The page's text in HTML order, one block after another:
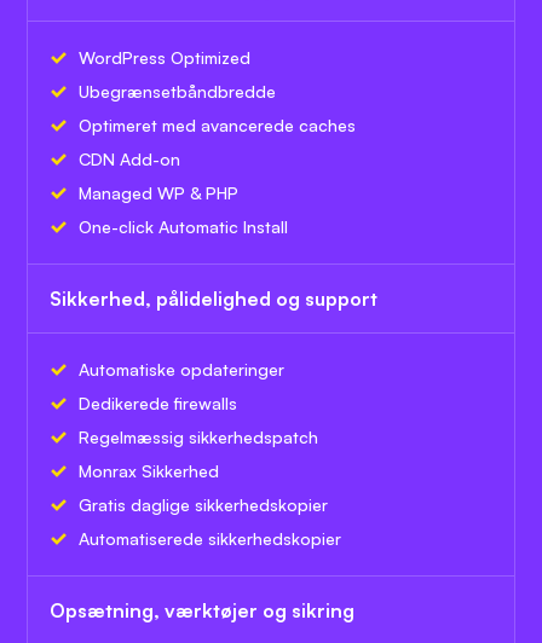
WordPress Optimized
Ubegrænsetbåndbredde
Optimeret med avancerede caches
CDN Add-on
Managed WP & PHP
One-click Automatic Install
Sikkerhed, pålidelighed og support
Automatiske opdateringer
Dedikerede firewalls
Regelmæssig sikkerhedspatch
Monrax Sikkerhed
Gratis daglige sikkerhedskopier
Automatiserede sikkerhedskopier
Opsætning, værktøjer og sikring